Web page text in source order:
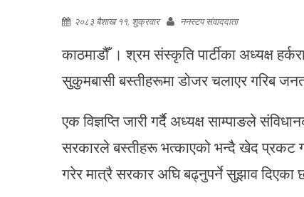
२०८३ बैशाख ११, शुक्रवार ननस्टप संवाददाता
काठमाडौँ । श्रम संस्कृति पार्टीका अध्यक्ष
सुकुमबासी बस्तीहरूमा डोजर चलाएर गरिब
एक विज्ञप्ति जारी गर्दै अध्यक्ष साम्पाङले
सरकारले बस्तीहरू भत्काएको भन्दै खेद प्रकट
गरेर मात्रै सरकार अघि बढ्नुपर्ने सुझाव दिएका